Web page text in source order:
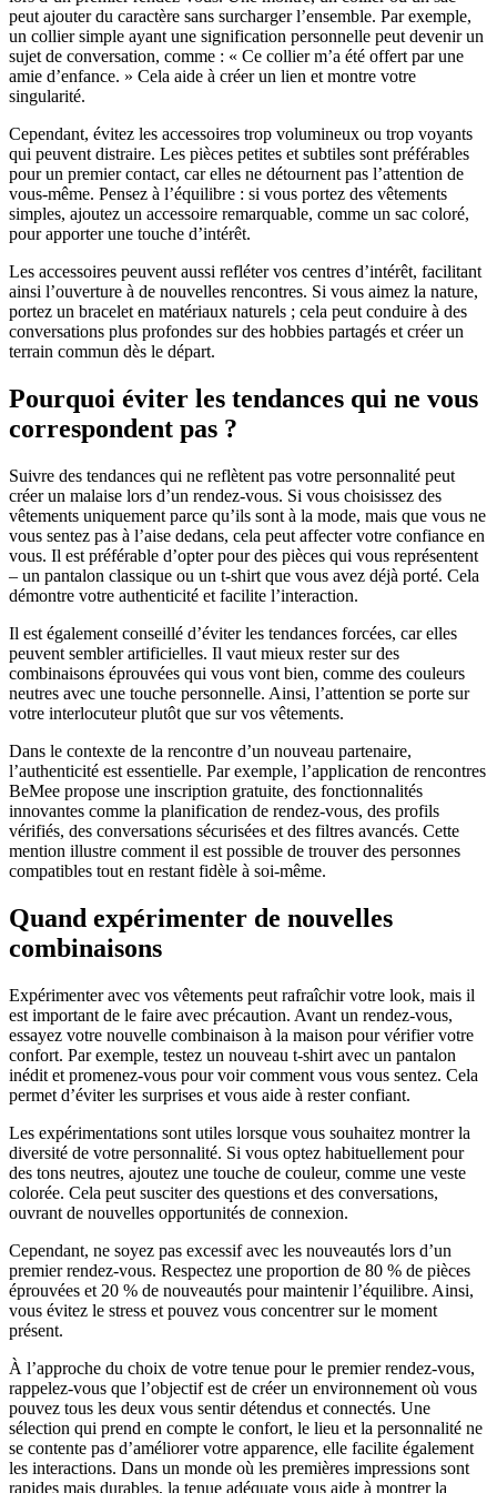
peut ajouter du caractère sans surcharger l’ensemble. Par exemple,
un collier simple ayant une signification personnelle peut devenir un
sujet de conversation, comme : « Ce collier m’a été offert par une
amie d’enfance. » Cela aide à créer un lien et montre votre
singularité.
Cependant, évitez les accessoires trop volumineux ou trop voyants
qui peuvent distraire. Les pièces petites et subtiles sont préférables
pour un premier contact, car elles ne détournent pas l’attention de
vous-même. Pensez à l’équilibre : si vous portez des vêtements
simples, ajoutez un accessoire remarquable, comme un sac coloré,
pour apporter une touche d’intérêt.
Les accessoires peuvent aussi refléter vos centres d’intérêt, facilitant
ainsi l’ouverture à de nouvelles rencontres. Si vous aimez la nature,
portez un bracelet en matériaux naturels ; cela peut conduire à des
conversations plus profondes sur des hobbies partagés et créer un
terrain commun dès le départ.
Pourquoi éviter les tendances qui ne vous
correspondent pas ?
Suivre des tendances qui ne reflètent pas votre personnalité peut
créer un malaise lors d’un rendez-vous. Si vous choisissez des
vêtements uniquement parce qu’ils sont à la mode, mais que vous ne
vous sentez pas à l’aise dedans, cela peut affecter votre confiance en
vous. Il est préférable d’opter pour des pièces qui vous représentent
– un pantalon classique ou un t-shirt que vous avez déjà porté. Cela
démontre votre authenticité et facilite l’interaction.
Il est également conseillé d’éviter les tendances forcées, car elles
peuvent sembler artificielles. Il vaut mieux rester sur des
combinaisons éprouvées qui vous vont bien, comme des couleurs
neutres avec une touche personnelle. Ainsi, l’attention se porte sur
votre interlocuteur plutôt que sur vos vêtements.
Dans le contexte de la rencontre d’un nouveau partenaire,
l’authenticité est essentielle. Par exemple, l’application de rencontres
BeMee propose une inscription gratuite, des fonctionnalités
innovantes comme la planification de rendez-vous, des profils
vérifiés, des conversations sécurisées et des filtres avancés. Cette
mention illustre comment il est possible de trouver des personnes
compatibles tout en restant fidèle à soi-même.
Quand expérimenter de nouvelles
combinaisons
Expérimenter avec vos vêtements peut rafraîchir votre look, mais il
est important de le faire avec précaution. Avant un rendez-vous,
essayez votre nouvelle combinaison à la maison pour vérifier votre
confort. Par exemple, testez un nouveau t-shirt avec un pantalon
inédit et promenez-vous pour voir comment vous vous sentez. Cela
permet d’éviter les surprises et vous aide à rester confiant.
Les expérimentations sont utiles lorsque vous souhaitez montrer la
diversité de votre personnalité. Si vous optez habituellement pour
des tons neutres, ajoutez une touche de couleur, comme une veste
colorée. Cela peut susciter des questions et des conversations,
ouvrant de nouvelles opportunités de connexion.
Cependant, ne soyez pas excessif avec les nouveautés lors d’un
premier rendez-vous. Respectez une proportion de 80 % de pièces
éprouvées et 20 % de nouveautés pour maintenir l’équilibre. Ainsi,
vous évitez le stress et pouvez vous concentrer sur le moment
présent.
À l’approche du choix de votre tenue pour le premier rendez-vous,
rappelez-vous que l’objectif est de créer un environnement où vous
pouvez tous les deux vous sentir détendus et connectés. Une
sélection qui prend en compte le confort, le lieu et la personnalité ne
se contente pas d’améliorer votre apparence, elle facilite également
les interactions. Dans un monde où les premières impressions sont
rapides mais durables, la tenue adéquate vous aide à montrer la